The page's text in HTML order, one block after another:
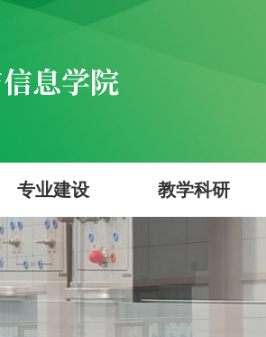
专业建设 教学科研